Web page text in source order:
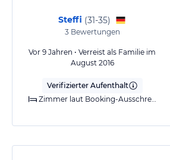
Steffi (31-35)
3Bewertungen
Vor 9 Jahren • Verreist als Familie im
August 2016
Verifizierter Aufenthalt
Zimmer laut Booking-Ausschreibung